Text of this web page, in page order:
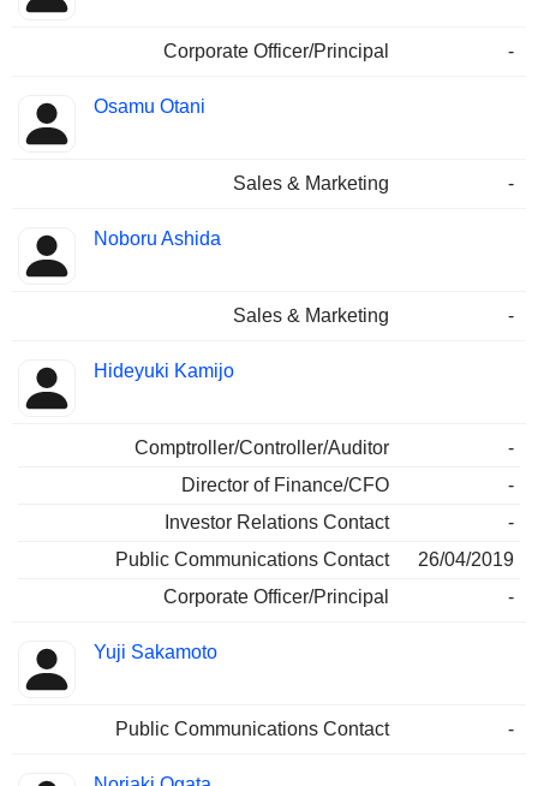
Corporate Officer/Principal -
Osamu Otani
Sales & Marketing -
Noboru Ashida
Sales & Marketing -
Hideyuki Kamijo
Comptroller/Controller/Auditor
-
Director of Finance/CFO
-
Investor Relations Contact
-
Public Communications Contact
26/04/2019
Corporate Officer/Principal
-
Yuji Sakamoto
Public Communications Contact -